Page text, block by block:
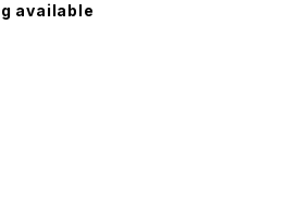
available